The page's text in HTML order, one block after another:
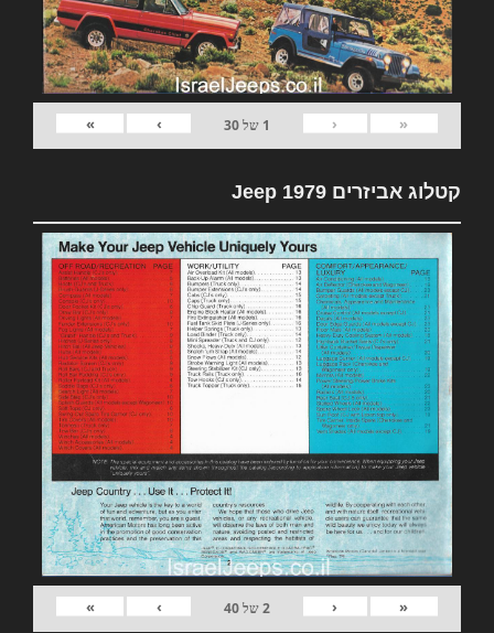
«
‹
1 של30
›
»
קטלוג אביזרים 1979 Jeep
«
‹
2של40
›
»